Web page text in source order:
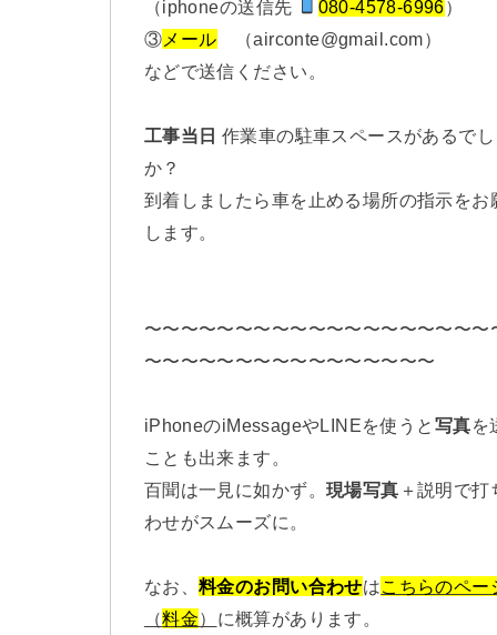
（iphoneの送信先 080-4578-6996）
③ メール （airconte@gmail.com）
などで送信ください。
工事当日 作業車の駐車スペースがあるで
か？
到着しましたら車を止める場所の指示をお
します。
〜〜〜〜〜〜〜〜〜〜〜〜〜〜〜〜〜〜〜
〜〜〜〜〜〜〜〜〜〜〜〜〜〜〜〜
iPhoneのiMessageやLINEを使うと 写真を
ことも出来ます。
百聞は一見に如かず。 現場写真 ＋説明で打
わせがスムーズに。
なお、料金のお問い合わせはこちらのペー
（料金） に概算があります。